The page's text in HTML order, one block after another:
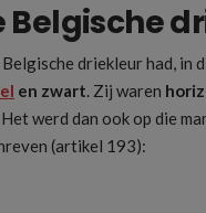
Belgische
driekleur had, in
en zwart . Zij waren
. Het werd dan ook op die
(artikel 193):